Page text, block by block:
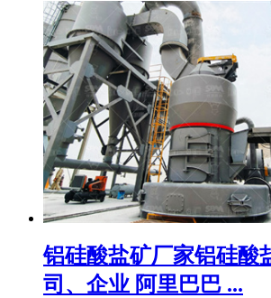
铝硅酸盐矿厂家铝硅酸
司、企业 阿里巴巴 ...